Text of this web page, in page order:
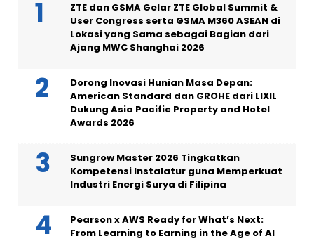
ZTE dan GSMA Gelar ZTE Global Summit &
User Congress serta GSMA M360 ASEAN di
Lokasi yang Sama sebagai Bagian dari
Ajang MWC Shanghai 2026
Dorong Inovasi Hunian Masa Depan:
American Standard dan GROHE dari LIXIL
Dukung Asia Pacific Property and Hotel
Awards 2026
Sungrow Master 2026 Tingkatkan
Kompetensi Instalatur guna Memperkuat
Industri Energi Surya di Filipina
Pearson x AWS Ready for What’s Next:
From Learning to Earning in the Age of AI